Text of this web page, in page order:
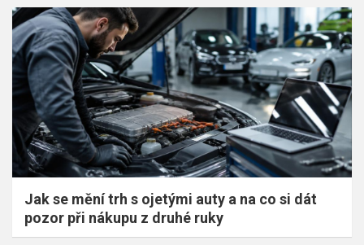
Jak se mění trh s ojetými auty a na co si dát
pozor při nákupu z druhé ruky